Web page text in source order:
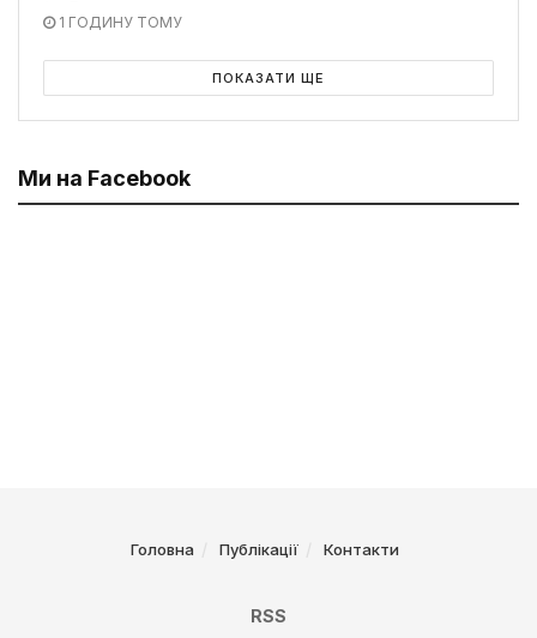
1 ГОДИНУ ТОМУ
ПОКАЗАТИ ЩЕ
Ми на Facebook
Головна Публікації Контакти
RSS